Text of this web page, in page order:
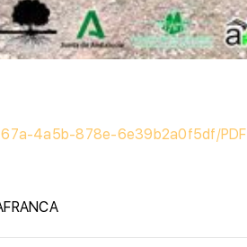
4a5b-878e-6e39b2a0f5df/PDF